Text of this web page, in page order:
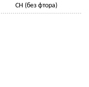
CH (без фтора)